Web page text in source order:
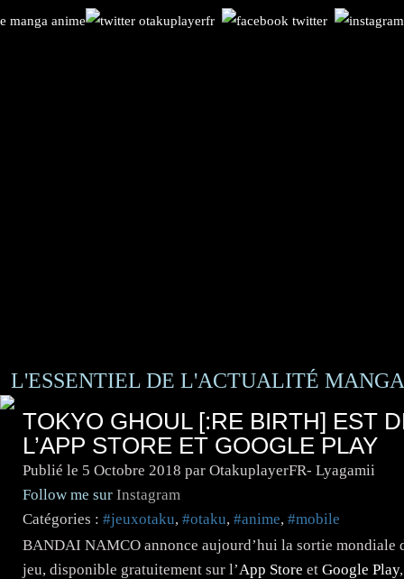
L'ESSENTIEL DE L'ACTUALITÉ
TOKYO GHOUL [:RE BIRTH] EST
L’APP STORE ET GOOGLE PLAY
Publié le 5 Octobre 2018 par OtakuplayerFR- Lyagamii
Follow me sur Instagram
Catégories : #jeuxotaku, #otaku, #anime, #mobile
BANDAI NAMCO annonce aujourd’hui la sortie
jeu, disponible gratuitement sur l’App Store et Google Play